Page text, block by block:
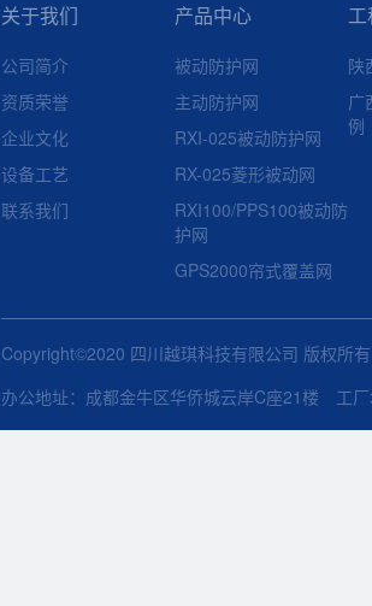
关于我们
公司简介
资质荣誉
企业文化
设备工艺
联系我们
产品中心
被动防护网
主动防护网
RXI-025被动防护网
RX-025菱形被动网
RXI100/PPS100被动防
护网
GPS2000帘式覆盖网
陕
广
例
Copyright©2020 四川越琪科技有限公司 版权所
办公地址：成都金牛区华侨城云岸C座21楼 工